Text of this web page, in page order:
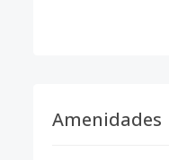
Amenidades